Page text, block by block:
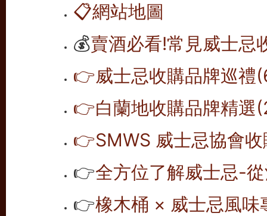
📋網站地圖
💰賣酒必看!常見威士忌
👉威士忌收購品牌巡禮
👉白蘭地收購品牌精選
👉SMWS 威士忌協會
👉全方位了解威士忌-
👉橡木桶 × 威士忌風味